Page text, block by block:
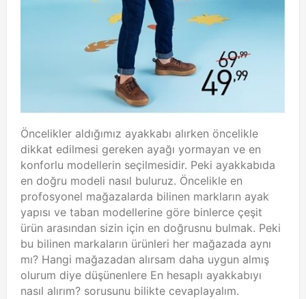
Öncelikler aldığımız ayakkabı alırken öncelikle
dikkat edilmesi gereken ayağı yormayan ve en
konforlu modellerin seçilmesidir. Peki ayakkabıda
en doğru modeli nasıl buluruz. Öncelikle en
profosyonel mağazalarda bilinen markların ayak
yapısı ve taban modellerine göre binlerce çeşit
ürün arasından sizin için en doğrusnu bulmak. Peki
bu bilinen markaların ürünleri her mağazada aynı
mı? Hangi mağazadan alırsam daha uygun almış
olurum diye düşünenlere En hesaplı ayakkabıyı
nasıl alırım? sorusunu bilikte cevaplayalım.